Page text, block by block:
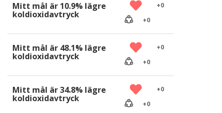
Mitt mål är 10.9% lägre
koldioxidavtryck
+0
+0
Mitt mål är 48.1% lägre
koldioxidavtryck
+0
+0
Mitt mål är 34.8% lägre
koldioxidavtryck
+0
+0